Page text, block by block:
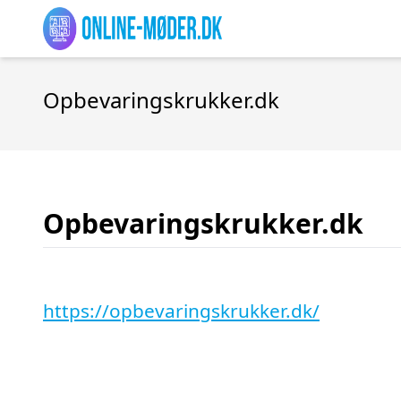
Opbevaringskrukker.dk
Opbevaringskrukker.dk
https://opbevaringskrukker.dk/